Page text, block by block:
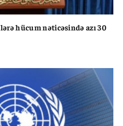
hücum nəticəsində azı 30